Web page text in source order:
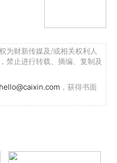
为财新传媒及/或相关权利人
禁止进行转载、摘编、复制及
hello@caixin.com ，获得书面